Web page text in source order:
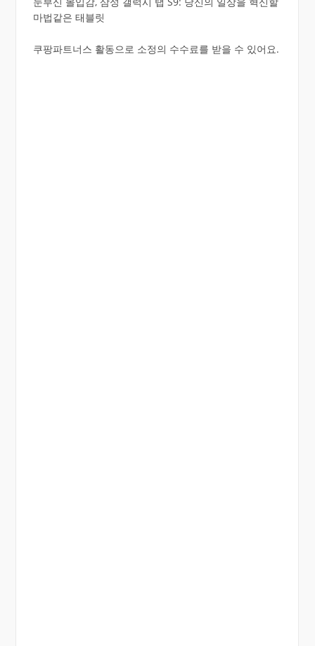
마법같은 태블릿
쿠팡파트너스 활동으로 소정의 수수료를 받을 수 있어요.